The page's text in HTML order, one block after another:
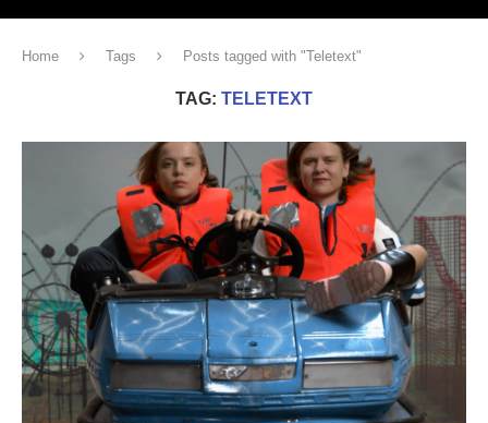
Home Tags Posts tagged with "Teletext"
TAG: TELETEXT